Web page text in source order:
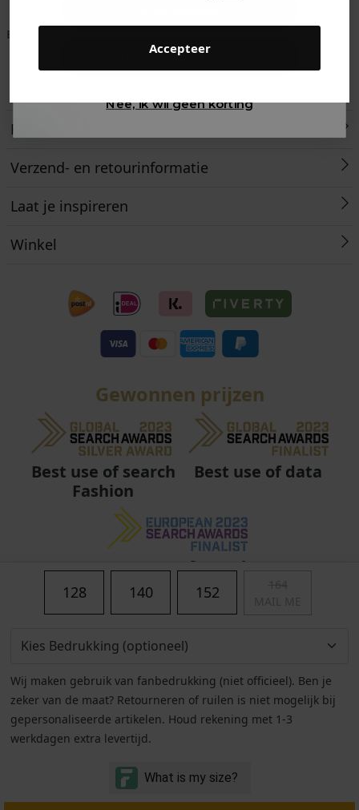
Accepteer
128 140 152
Wij maken gebruik van fanbedrukking (niet officieel). Ben je
zeker van de maat? Retourneren of ruilen is niet mogelijk bij
gepersonaliseerde artikelen. Houd rekening met 1-3
werkdagen extra levertijd.
Betaal achteraf met
is morgen in huis!*
Retourneren
Verzend- en retourinformatie
Laat je inspireren
Winkel
Gewonnen prijzen
Best use of search
Fashion
Best use of data
Best use of search
Fashion
Algemene voorwaarden | Privacy
© Copyright 2011 - 2026 Soccerfanshop
Gewoon rondkijken
Nee, ik wil geen korting